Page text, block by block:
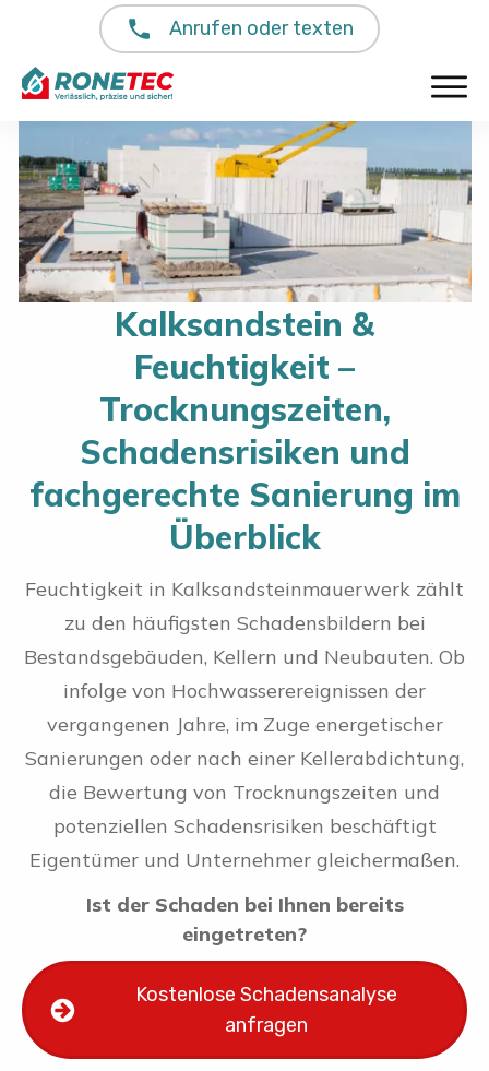
Anrufen oder texten
Kalksandstein &
Feuchtigkeit –
Trocknungszeiten,
Schadensrisiken und
fachgerechte Sanierung im
Überblick
Feuchtigkeit in Kalksandsteinmauerwerk zählt
zu den häufigsten Schadensbildern bei
Bestandsgebäuden, Kellern und Neubauten. Ob
infolge von Hochwasserereignissen der
vergangenen Jahre, im Zuge energetischer
Sanierungen oder nach einer Kellerabdichtung,
die Bewertung von Trocknungszeiten und
potenziellen Schadensrisiken beschäftigt
Eigentümer und Unternehmer gleichermaßen.
Ist der Schaden bei Ihnen bereits
eingetreten?
Kostenlose Schadensanalyse
anfragen